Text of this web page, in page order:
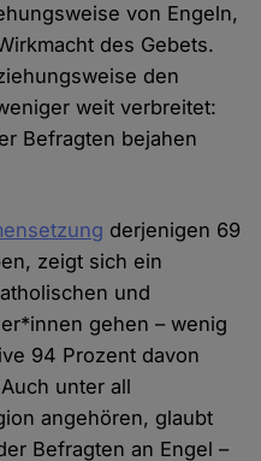
von Engeln,
des Gebets.
den
weit verbreitet:
Befragten bejahen
derjenigen 69
zeigt sich ein
und
gehen – wenig
94 Prozent davon
unter all
angehören, glaubt
Befragten an Engel –